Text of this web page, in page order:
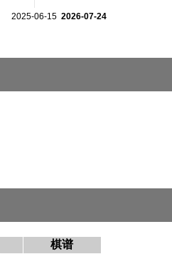
2025-06-15 2026-07-24
棋谱